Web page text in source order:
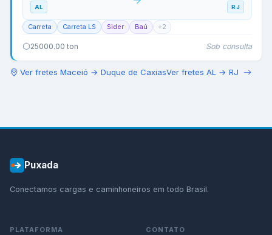
AL RJ
Carreta Carreta LS Sider Baú +2
25000.00 ton Sob consulta
Ver fretes Maceió → Duque de CaxiasVer fretes AL → RJ
Puxada
Conectamos cargas e caminhoneiros em todo Brasil.
PLATAFORMA CONTATO